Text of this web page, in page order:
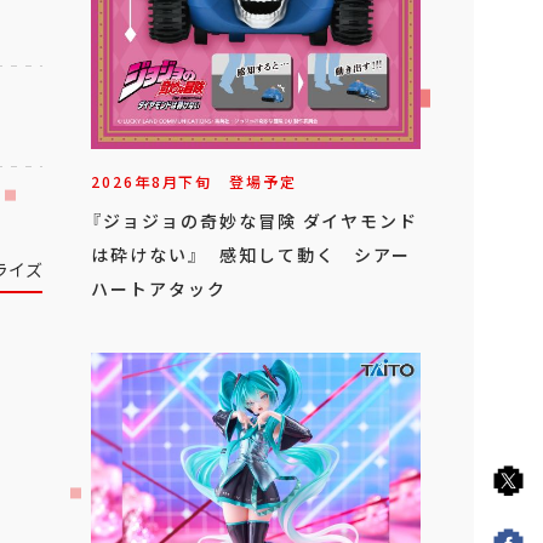
イズ
2026年8月下旬 登場予定
『ジョジョの奇妙な冒険 ダイヤモンド
は砕けない』 感知して動く シアー
ハートアタック